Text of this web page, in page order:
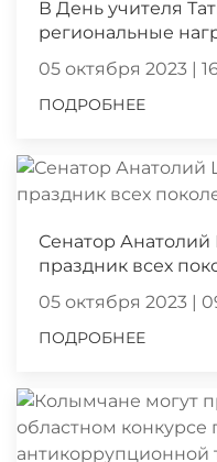
В День учителя
региональные
05 октября 2023 |
ПОДРОБНЕЕ
Сенатор
праздник всех
05 октября 2023 |
ПОДРОБНЕЕ